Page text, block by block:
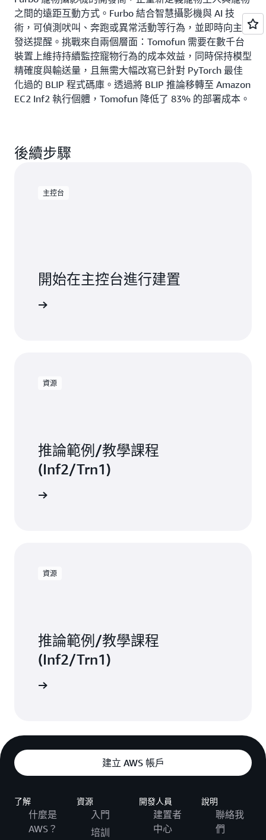
之間的遠距互動方式。Furbo 結合智慧攝影機與 AI 技
術，可偵測吠叫、奔跑或異常活動等行為，並即時向主人
發送提醒。挑戰來自兩個層面：Tomofun 需要在數千台
裝置上維持持續監控寵物行為的成本效益，同時保持模型
精確度與輸送量，且無需大幅改寫已針對 PyTorch 最佳
化過的 BLIP 程式碼庫。透過將 BLIP 推論移轉至 Amazon
EC2 Inf2 執行個體，Tomofun 降低了 83% 的部署成本。
後續步驟
主控台
開始在主控台進行建置
資源
推論範例/教學課程
(Inf2/Trn1)
資源
推論範例/教學課程
(Inf2/Trn1)
建立 AWS 帳戶
了解
什麼是
AWS？
資源
入門
培訓
開發人員
建置者
中心
說明
聯絡我
們